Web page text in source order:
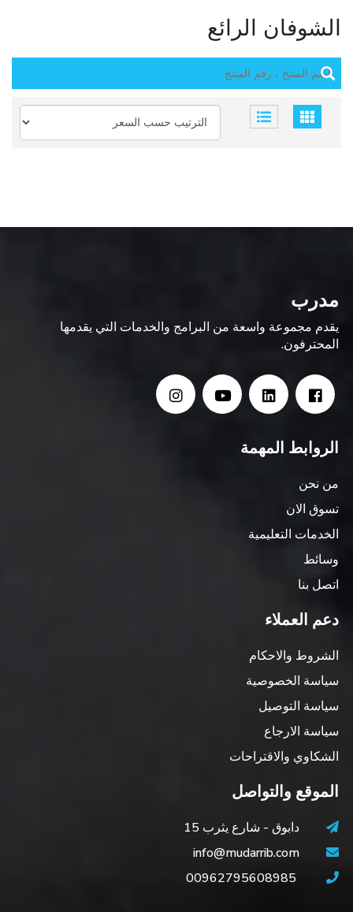
الشوفان الرائع
مدرب
يقدم مجموعة واسعة من البرامج والخدمات التي يقدمها
المحترفون.
الروابط المهمة
من نحن
تسوق الان
الخدمات التعليمية
وسائط
اتصل بنا
دعم العملاء
الشروط والاحكام
سياسة الخصوصية
سياسة التوصيل
سياسة الارجاع
الشكاوي والاقتراحات
الموقع والتواصل
دابوق - شارع يثرب 15
00962795608985